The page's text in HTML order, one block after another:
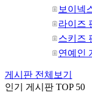
보이넥
라이즈
스키즈
연예인
게시판 전체보기
인기 게시판 TOP 50